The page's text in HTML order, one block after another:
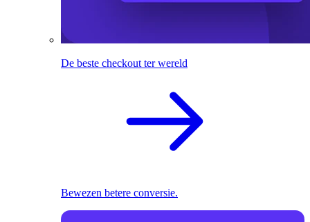
De beste checkout ter wereld
Bewezen betere conversie.